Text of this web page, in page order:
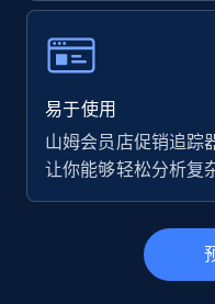
using specific
URL, Final price, Sku,
Specifications,
more.
易于使用
山姆会员店促销追踪
让你能够轻松分析复